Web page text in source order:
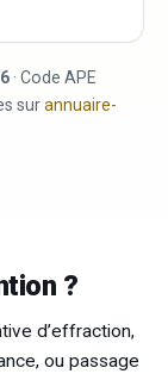
· Code APE
surannuaire-
?
d’effraction,
ou passage